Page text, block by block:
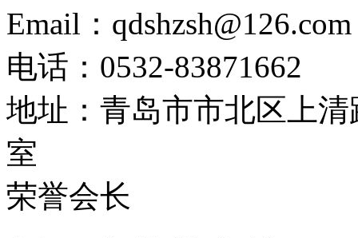
Email：qdshzsh@126.com
电话：0532-83871662
地址：青岛市市北区上
室
荣誉会长